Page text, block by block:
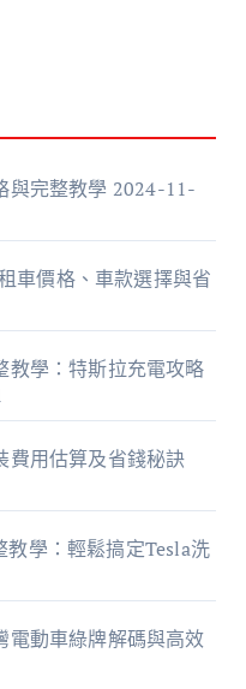
與完整教學 2024-11-
車價格、車款選擇與省
教學：特斯拉充電攻略
費用估算及省錢秘訣
學：輕鬆搞定Tesla洗
電動車綠牌解碼與高效